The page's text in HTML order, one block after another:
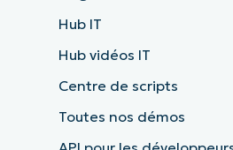
Hub IT
Hub vidéos IT
Centre de scripts
Toutes nos démos